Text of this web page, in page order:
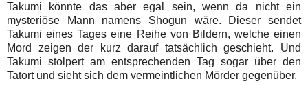
Takumi könnte das aber egal sein, wenn da nicht ein
mysteriöse Mann namens Shogun wäre. Dieser sendet
Takumi eines Tages eine Reihe von Bildern, welche einen
Mord zeigen der kurz darauf tatsächlich geschieht. Und
Takumi stolpert am entsprechenden Tag sogar über den
Tatort und sieht sich dem vermeintlichen Mörder gegenüber.